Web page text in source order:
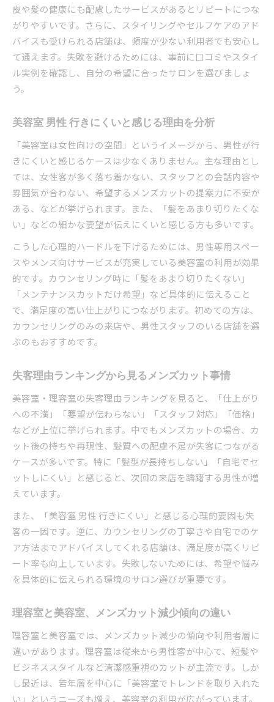
皮や髪の健康にも配慮したサービスがあるとリピートにつな
がりやすいです。さらに、スタイリングやセルフケアのアド
バイスも受けられる店舗は、頻度が少ない利用者でも安心し
て通えます。失敗を避けるためには、事前に口コミやスタイ
ル実例を確認し、自分の希望に合ったサロンを選びましょ
う。
美容室 男性 行きにくいと感じる理由を分析
「美容室は女性向けの空間」というイメージから、男性が行
きにくいと感じるケースは少なくありません。主な理由とし
ては、女性客が多く落ち着かない、スタッフとの会話内容や
雰囲気が合わない、希望するメンズカットの提案力に不安が
ある、などが挙げられます。また、「髪をあまり切りたくな
い」などの細かな要望が伝えにくいと感じる方も多いです。
こうした心理的ハードルを下げるためには、男性専用スペー
スやメンズ向けサービスが充実している美容室の利用が効果
的です。カウンセリング時に「髪をあまり切りたくない」
「メンテナンスカットだけ希望」など具体的に伝えること
で、満足度の高い仕上がりにつながります。初めての方は、
カウンセリングのみの来店や、男性スタッフのいる店舗を選
ぶのもおすすめです。
失客理由ランキングから見るメンズカット事情
美容室・理容室の失客理由ランキングを見ると、「仕上がり
への不満」「要望が伝わらない」「スタッフ対応」「価格」
などが上位に挙げられます。中でもメンズカットの場合、カ
ット後の持ちや再現性、髪質への配慮不足が失客につながる
ケースが多いです。特に「髪型が長持ちしない」「自宅でセ
ットしにくい」と感じると、次回の来店を躊躇する男性が増
えています。
また、「美容室 男性 行きにくい」と感じる心理的要因も失
客の一因です。逆に、カウンセリングの丁寧さや自宅でのケ
ア方法までアドバイスしてくれる店舗は、満足度が高くリピ
ート率も向上しています。失敗しないためには、希望や悩み
を具体的に伝えられる環境のサロン選びが重要です。
理容室と美容室、メンズカット減少傾向の違い
理容室と美容室では、メンズカット減少の傾向や利用者層に
違いがあります。理容室は従来から男性客が中心で、短髪や
ビジネススタイルなど清潔感重視のカットが主流です。しか
し最近は、若年層を中心に「美容室でトレンドを取り入れた
い」というニーズも増え、美容室の利用が広がっています。